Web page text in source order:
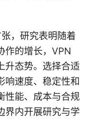
，研究表明随着
作的增长，VPN
升态势。选择合适
响速度、稳定性和
性能、成本与合规
界内开展研究与学